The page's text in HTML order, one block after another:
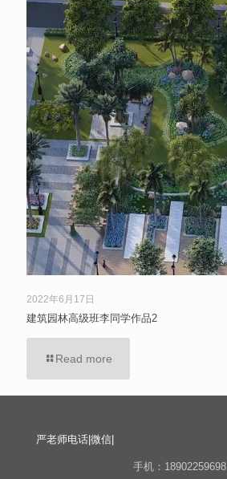
2022年6月17日
建筑园林高级班李同学作品2
Read more
严老师电话|微信|
手机：18902259698